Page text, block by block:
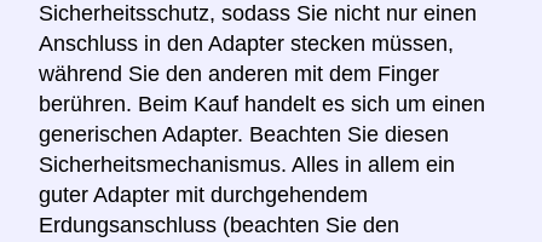
Sicherheitsschutz, sodass Sie nicht nur einen
Anschluss in den Adapter stecken müssen,
während Sie den anderen mit dem Finger
berühren. Beim Kauf handelt es sich um einen
generischen Adapter. Beachten Sie diesen
Sicherheitsmechanismus. Alles in allem ein
guter Adapter mit durchgehendem
Erdungsanschluss (beachten Sie den